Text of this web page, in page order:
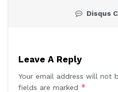
Disqus
Leave A Reply
Your email address will not
fields are marked *